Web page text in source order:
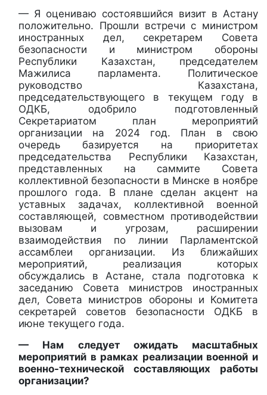
— Я оцениваю состоявшийся визит в Астану
положительно. Прошли встречи с министром
иностранных дел, секретарем Совета
безопасности и министром обороны
Республики Казахстан, председателем
Мажилиса парламента. Политическое
руководство Казахстана,
председательствующего в текущем году в
ОДКБ, одобрило подготовленный
Секретариатом план мероприятий
организации на 2024 год. План в свою
очередь базируется на приоритетах
председательства Республики Казахстан,
представленных на саммите Совета
коллективной безопасности в Минске в ноябре
прошлого года. В плане сделан акцент на
уставных задачах, коллективной военной
составляющей, совместном противодействии
вызовам и угрозам, расширении
взаимодействия по линии Парламентской
ассамблеи организации. Из ближайших
мероприятий, реализация которых
обсуждались в Астане, стала подготовка к
заседанию Совета министров иностранных
дел, Совета министров обороны и Комитета
секретарей советов безопасности ОДКБ в
июне текущего года.
— Нам следует ожидать масштабных
мероприятий в рамках реализации военной и
военно-технической составляющих работы
организации?